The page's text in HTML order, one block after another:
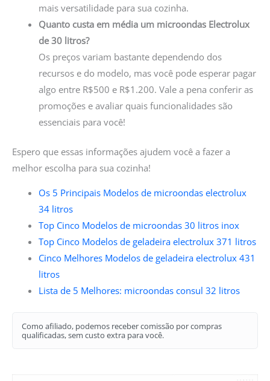
mais versatilidade para sua cozinha.
Quanto custa em média um microondas Electrolux
de 30 litros?
Os preços variam bastante dependendo dos
recursos e do modelo, mas você pode esperar pagar
algo entre R$500 e R$1.200. Vale a pena conferir as
promoções e avaliar quais funcionalidades são
essenciais para você!
Espero que essas informações ajudem você a fazer a
melhor escolha para sua cozinha!
Os 5 Principais Modelos de microondas electrolux
34 litros
Top Cinco Modelos de microondas 30 litros inox
Top Cinco Modelos de geladeira electrolux 371 litros
Cinco Melhores Modelos de geladeira electrolux 431
litros
Lista de 5 Melhores: microondas consul 32 litros
Como afiliado, podemos receber comissão por compras
qualificadas, sem custo extra para você.